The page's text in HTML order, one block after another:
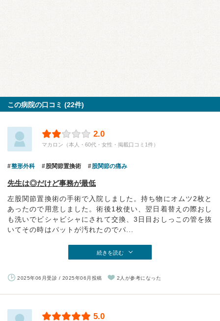
この病院の口コミ (22件)
2.0
マカロン（本人・60代・女性・掲載口コミ1件）
整形外科 股関節置換術 股関節の痛み
先生は◎だけど事務が最低
左股関節置換術の手術で入院しました。持ち物にオムツ2枚と
あったので用意しました。術後1枚使い、翌日着替えの際おし
も洗いでビシャビシャにされて交換、3日目おしっこの管を抜
いてその時はパットが汚れたのでパ...
続きを読む
2025年06月受診 / 2025年06月投稿 2人が参考になった
5.0